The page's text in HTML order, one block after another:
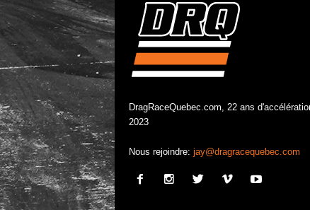
DragRaceQuebec.com, 22 ans
2023
Nous rejoindre: jay@dragracequebec.com